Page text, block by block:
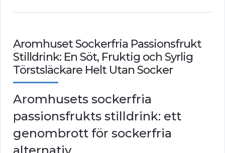
Aromhuset Sockerfria Passionsfrukt
Stilldrink: En Söt, Fruktig och Syrlig
Törstsläckare Helt Utan Socker
Aromhusets sockerfria
passionsfrukts stilldrink: ett
genombrott för sockerfria
alternativ